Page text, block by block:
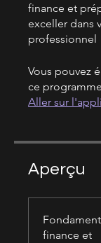
finance et
exceller dans
professionnel
Vous pouvez
ce
Aller sur l'appli
Aperçu
finance et